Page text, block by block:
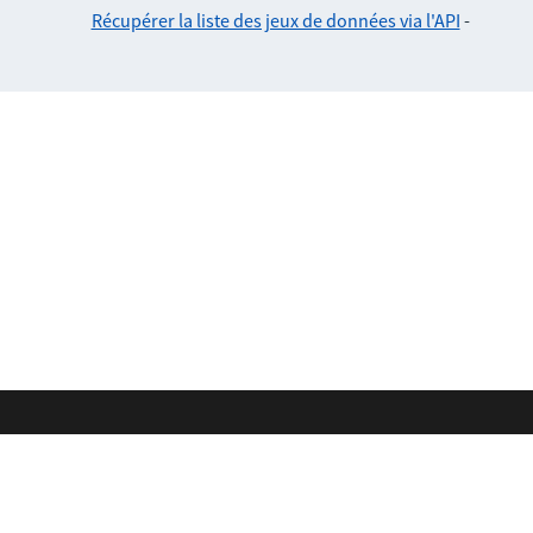
Récupérer la liste des jeux de données via l'API -